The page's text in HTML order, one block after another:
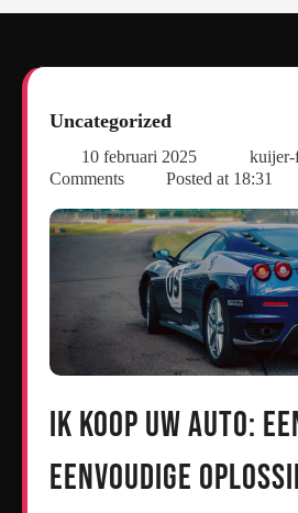
Uncategorized
10 februari 2025 kuijer-
Comments
Posted at 18:31
Ik Koop Uw Auto:
Eenvoudige